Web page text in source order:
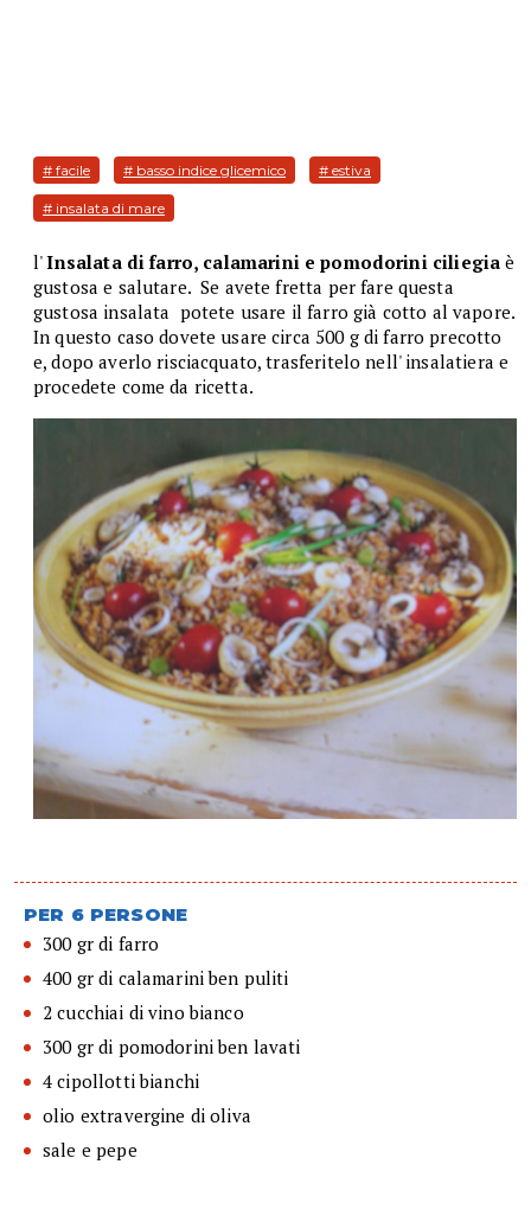
# facile # basso indice glicemico # estiva
# insalata di mare
l'Insalata di farro, calamarini e pomodorini ciliegiaè
gustosa e salutare. Se avete fretta per fare questa
gustosa insalata potete usare il farro già cotto al vapore.
In questo caso dovete usare circa 500 g di farro precotto
e, dopo averlo risciacquato, trasferitelo nell' insalatiera e
procedete come da ricetta.
PER 6 PERSONE
300 gr di farro
400 gr di calamarini ben puliti
2 cucchiai di vino bianco
300 gr di pomodorini ben lavati
4 cipollotti bianchi
olio extravergine di oliva
sale e pepe